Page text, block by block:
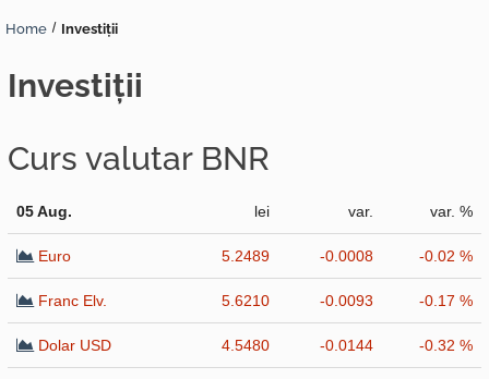
Home Investiţii
investiţii
Curs valutar BNR
05 Aug. lei var. var. %
Euro 5.2489 -0.0008 -0.02 %
Franc Elv. 5.6210 -0.0093 -0.17 %
Dolar USD 4.5480 -0.0144 -0.32 %